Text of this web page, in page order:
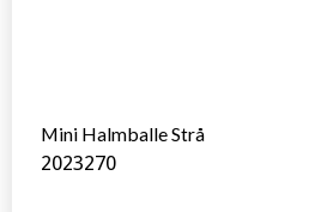
Mini Halmballe Strå
2023270